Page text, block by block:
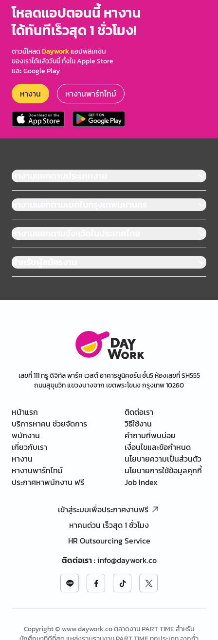
โหลดแอปตอนนี้ หางาน
ได้ทันทีเร็วสุด 1 ชั่วโมง!
ดาวน์โหลดDayworkแอปพลิเคชัน
ของเราได้แล้ววันนี้ ทั้งใน Apple Store
และ Google Play
หางาน หางานพาร์ทไทม์
หางานแยกตามประเภทงาน
หางานแยกตามเขตในกรุงเทพมหานคร
หางานแยกตามจังหวัดในประเทศไทย
สำหรับผู้สมัครงาน
เลขที่ 111 ทรู ดิจิทัล พาร์ค เวสต์ อาคารยูนิคอร์น ชั้น5 ห้องเลขที่ SH555
ถนนสุขุมวิท แขวงบางจาก เขตพระโขนง กรุงเทพ 10260
หน้าแรก
บริการหาคน ช่วยจัดการ
พนักงาน
เกี่ยวกับเรา
หางาน
หางานพาร์ทไทม์
ประกาศหาพนักงาน ฟรี
ติดต่อเรา
วิธีใช้งาน
คำถามที่พบบ่อย
เงื่อนไขและข้อกำหนด
นโยบายความเป็นส่วนตัว
นโยบายการใช้ข้อมูลคุกกี้
Job Index
เข้าสู่ระบบเพื่อประกาศงานฟรี
หาคนด่วน เร็วสุด 1 ชั่วโมง
HR Outsourcing Service
ติดต่อเรา:info@daywork.co
Copyright © www.daywork.co ตลาดงาน PART TIME สำหรับ